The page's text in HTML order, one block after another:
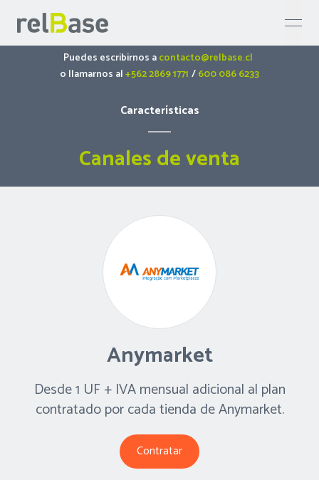
Puedes escribirnos acontacto@relbase.cl
o llamarnos al+562 2869 1771 /600 086 6233
Características
Canales de venta
Anymarket
Desde 1 UF + IVA mensual adicional al plan
contratado por cada tienda de Anymarket.
Contratar